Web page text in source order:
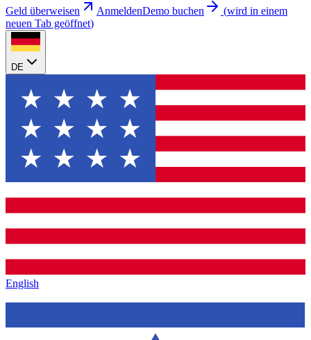
Geld überweisen
AnmeldenDemo buchen (wird in einem
neuen Tab geöffnet)
DE
English